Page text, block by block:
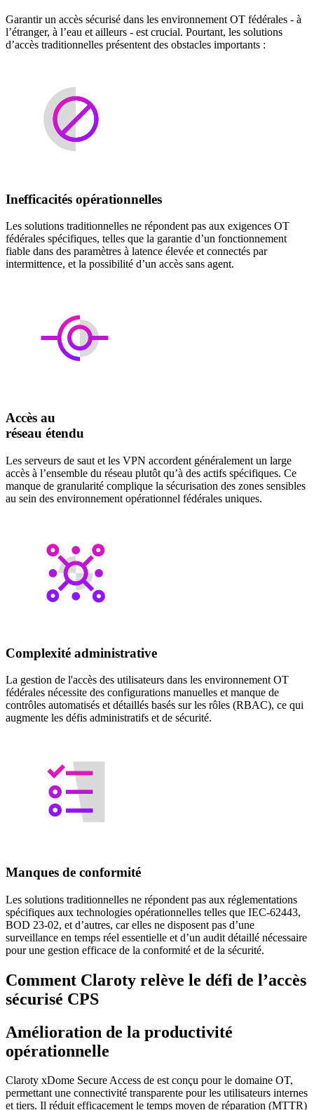
Garantir un accès sécurisé dans les environnement OT fédérales - à
l’étranger, à l’eau et ailleurs - est crucial. Pourtant, les solutions
d’accès traditionnelles présentent des obstacles importants :
Inefficacités opérationnelles
Les solutions traditionnelles ne répondent pas aux exigences OT
fédérales spécifiques, telles que la garantie d’un fonctionnement
fiable dans des paramètres à latence élevée et connectés par
intermittence, et la possibilité d’un accès sans agent.
Accès au
réseau étendu
Les serveurs de saut et les VPN accordent généralement un large
accès à l’ensemble du réseau plutôt qu’à des actifs spécifiques. Ce
manque de granularité complique la sécurisation des zones sensibles
au sein des environnement opérationnel fédérales uniques.
Complexité administrative
La gestion de l'accès des utilisateurs dans les environnement OT
fédérales nécessite des configurations manuelles et manque de
contrôles automatisés et détaillés basés sur les rôles (RBAC), ce qui
augmente les défis administratifs et de sécurité.
Manques de conformité
Les solutions traditionnelles ne répondent pas aux réglementations
spécifiques aux technologies opérationnelles telles que IEC-62443,
BOD 23-02, et d’autres, car elles ne disposent pas d’une
surveillance en temps réel essentielle et d’un audit détaillé nécessaire
pour une gestion efficace de la conformité et de la sécurité.
Comment Claroty relève le défi de l’accès
sécurisé CPS
Amélioration de la productivité
opérationnelle
Claroty xDome Secure Access de est conçu pour le domaine OT,
permettant une connectivité transparente pour les utilisateurs internes
et tiers. Il réduit efficacement le temps moyen de réparation (MTTR)